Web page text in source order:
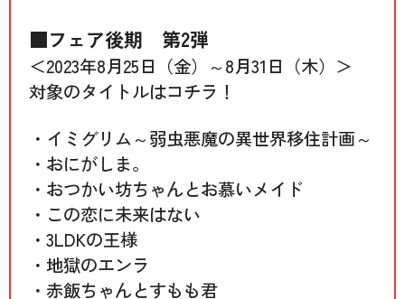
■フェア後期 第2弾
＜2023年8月25日（金）～8月31日（木）＞
対象のタイトルはコチラ！
・イミグリム～弱虫悪魔の異世界移住計画～
・おにがしま。
・おつかい坊ちゃんとお慕いメイド
・この恋に未来はない
・3LDKの王様
・地獄のエンラ
・赤飯ちゃんとすもも君